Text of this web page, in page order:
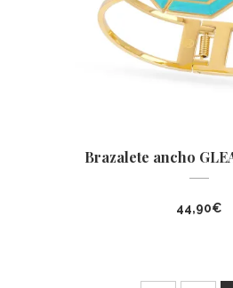
Brazalete ancho
44,90€